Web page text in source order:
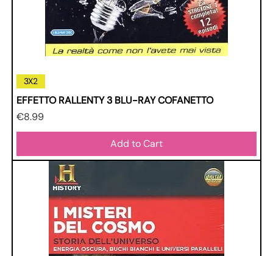
3X2
EFFETTO RALLENTY 3 BLU-RAY COFANETTO
Price
€8.99
Add to Cart